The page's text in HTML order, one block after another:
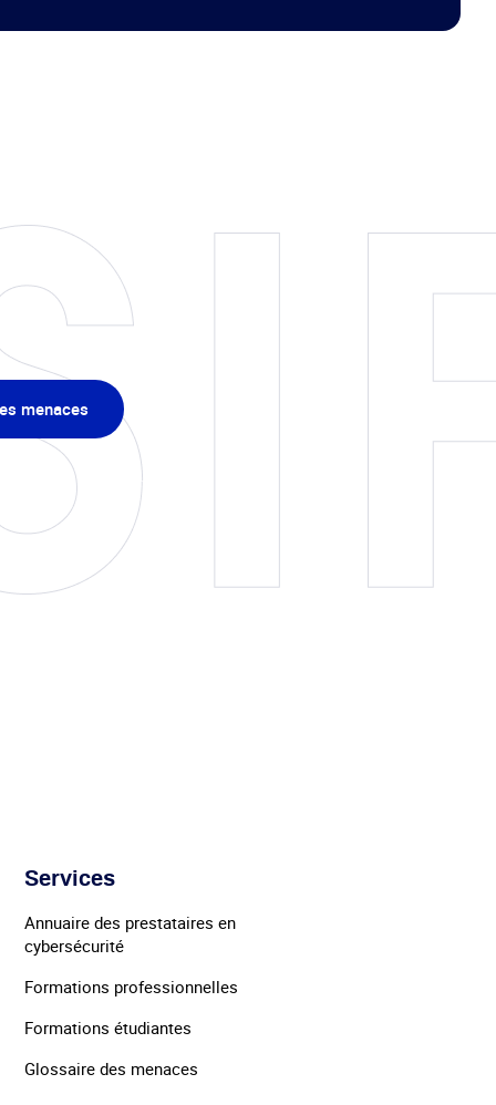
menaces
Services
Annuaire des prestataires en
cybersécurité
Formations professionnelles
Formations étudiantes
Glossaire des menaces